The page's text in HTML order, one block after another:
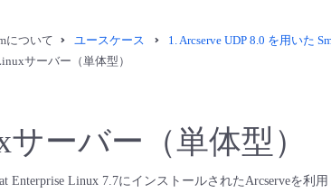
について ユースケース 1.Arcserve UDP 8.0 を用いた
サーバー（単体型）
サーバー（単体型）
Enterprise Linux 7.7にインストールされたArcserveを利